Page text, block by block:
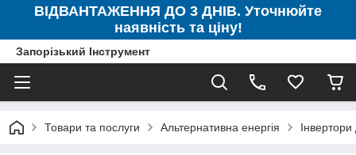
ВІДВАНТАЖЕННЯ ДО 3 ДНІВ. Уточнюйте
наявність та ціну!
Запорізький Інструмент
Товари та послуги Альтернативна енергія